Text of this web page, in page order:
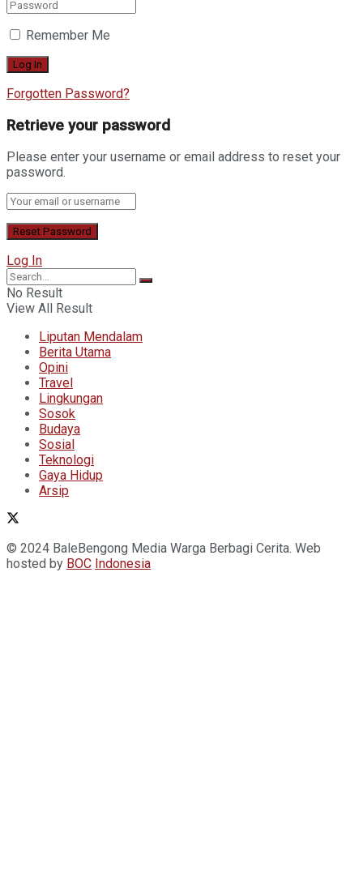
Remember Me
Forgotten Password?
Retrieve your password
Please enter your username or email address to reset your
password.
Log In
No Result
View All Result
Liputan Mendalam
Berita Utama
Opini
Travel
Lingkungan
Sosok
Budaya
Sosial
Teknologi
Gaya Hidup
Arsip
© 2024 BaleBengong Media Warga Berbagi Cerita. Web
hosted by BOC Indonesia